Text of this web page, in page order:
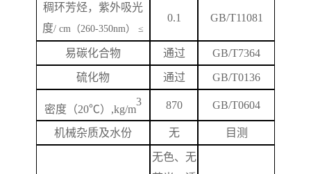
稠环芳烃，紫外吸光
度/ cm（260-350nm） ≤
0.1 GB/T11081
易碳化合物 通过 GB/T7364
硫化物 通过 GB/T0136
密度（20℃）,kg/m
3 870 GB/T0604
机械杂质及水份 无 目测
无色、无